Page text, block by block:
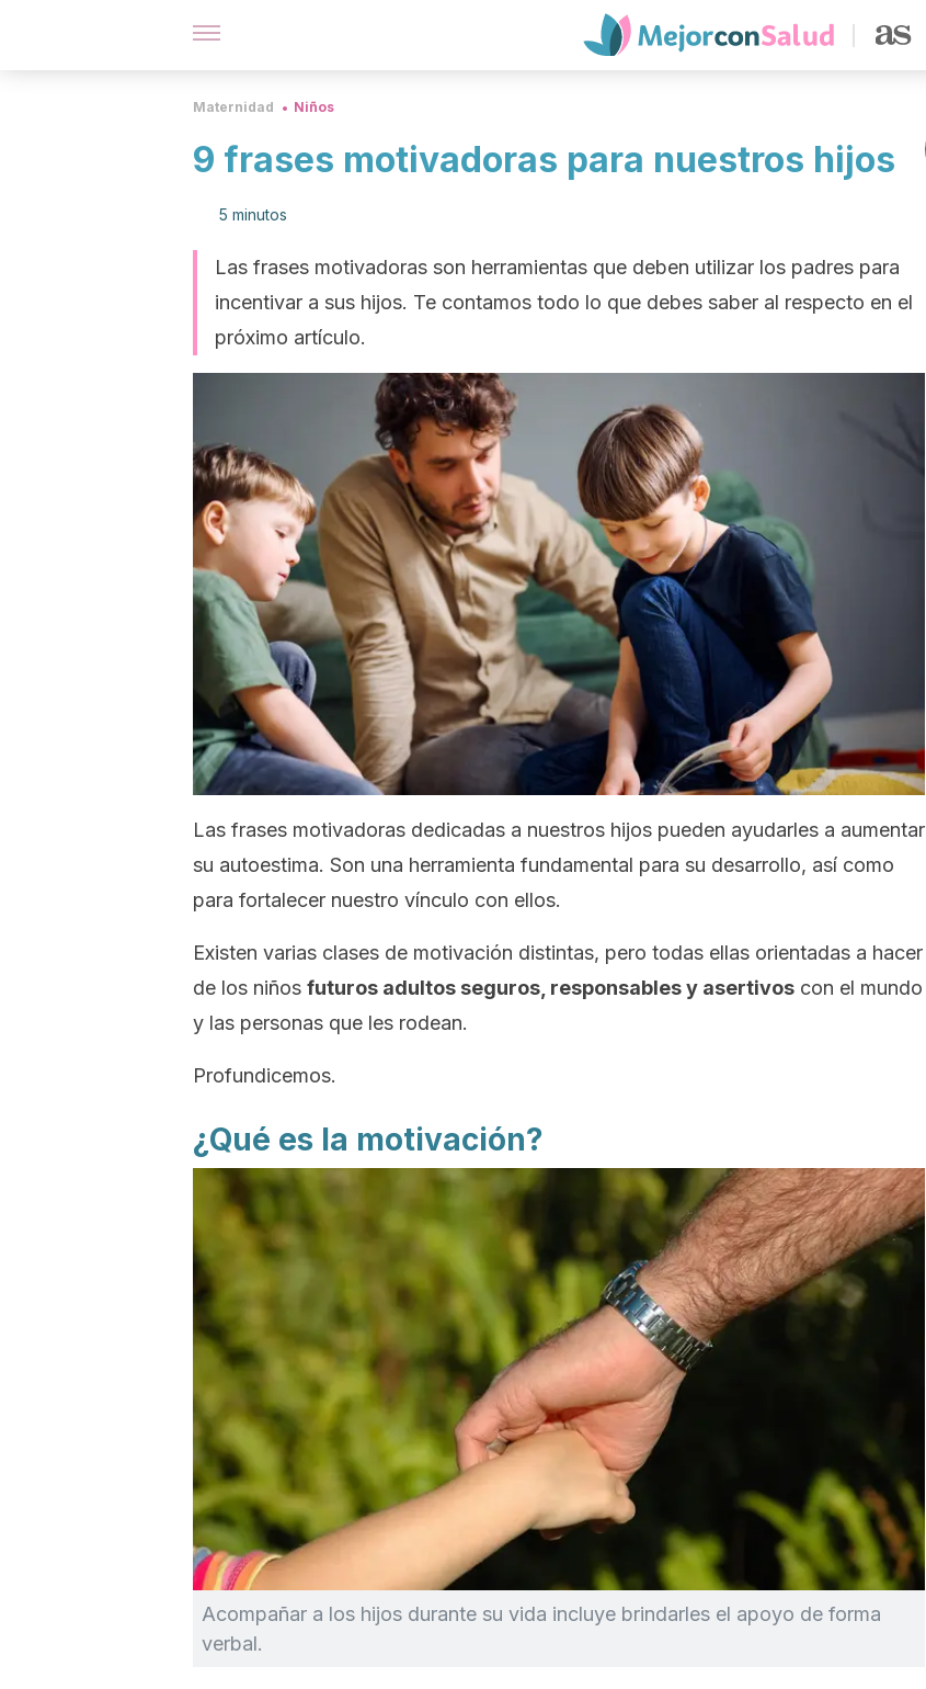
Maternidad Niños
9 frases motivadoras para nuestros hijos
5 minutos
Las frases motivadoras son herramientas que deben utilizar los padres para
incentivar a sus hijos. Te contamos todo lo que debes saber al respecto en el
próximo artículo.
Las frases motivadoras dedicadas a nuestros hijos pueden ayudarles a aumentar
su autoestima. Son una herramienta fundamental para su desarrollo, así como
para fortalecer nuestro vínculo con ellos.
Existen varias clases de motivación distintas, pero todas ellas orientadas a hacer
de los niños futuros adultos seguros, responsables y asertivos con el mundo
y las personas que les rodean.
Profundicemos.
¿Qué es la motivación?
Acompañar a los hijos durante su vida incluye brindarles el apoyo de forma
verbal.